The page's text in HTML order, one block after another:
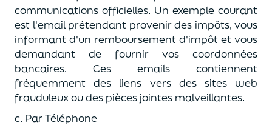
communications officielles. Un exemple courant
est l'email prétendant provenir des impôts, vous
informant d'un remboursement d'impôt et vous
demandant de fournir vos coordonnées
bancaires. Ces emails contiennent
fréquemment des liens vers des sites web
frauduleux ou des pièces jointes malveillantes.
c. Par Téléphone